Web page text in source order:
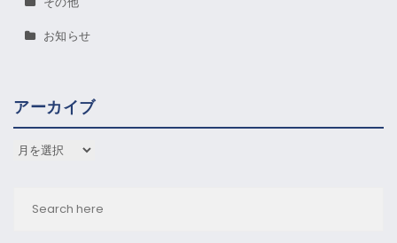
お知らせ
アーカイブ
アーカイブ